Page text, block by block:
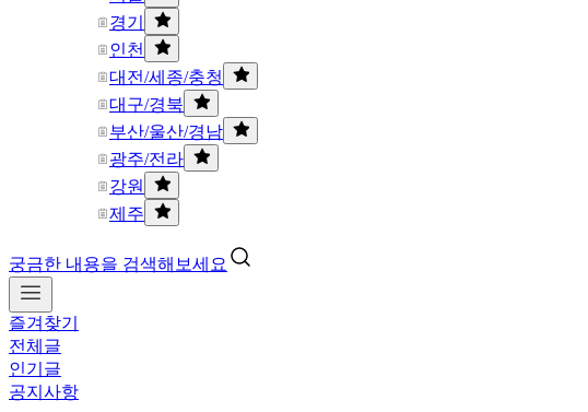
경기
인천
대전/세종/충청
대구/경북
부산/울산/경남
광주/전라
강원
제주
궁금한 내용을 검색해보세요
즐겨찾기
전체글
인기글
공지사항